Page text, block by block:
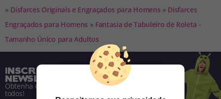
» Disfarces Originais e Engraçados para Homens » Disfarces
Engraçados para Homens » Fantasia de Tabuleiro de Roleta -
Tamanho Único para Adultos
INSCREVA-SE NA NOSSA
NEWSLETTER
Obtenha descontos e saiba de tudo antes de
todos!